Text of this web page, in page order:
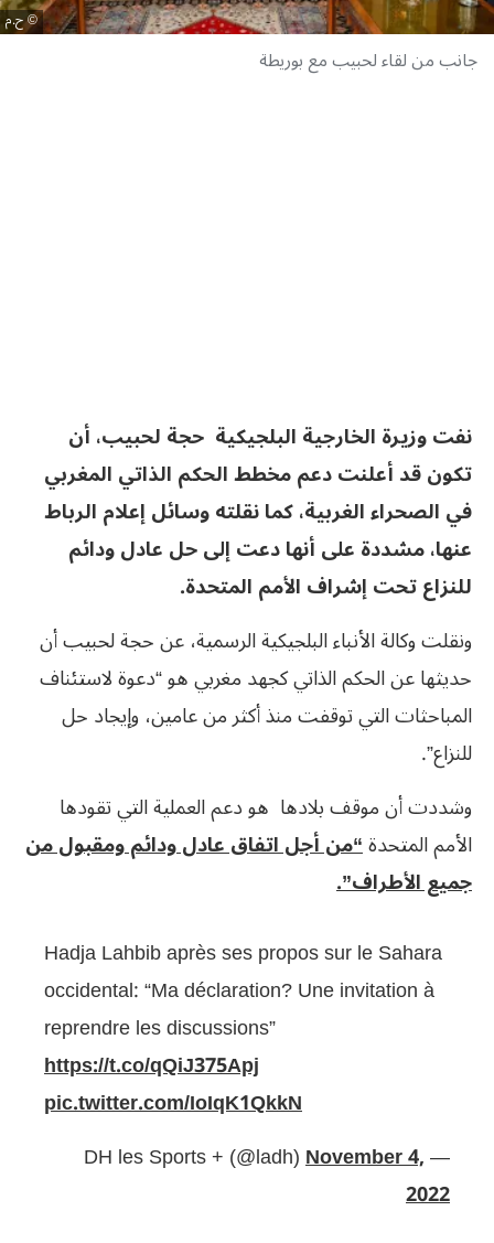
ح.م
جانب من لقاء لحبيب مع بوريطة
نفت وزيرة الخارجية البلجيكية حجة لحبيب، أن
تكون قد أعلنت دعم مخطط الحكم الذاتي المغربي
في الصحراء الغربية، كما نقلته وسائل إعلام الرباط
عنها، مشددة على أنها دعت إلى حل عادل ودائم
للنزاع تحت إشراف الأمم المتحدة.
ونقلت وكالة الأنباء البلجيكية الرسمية، عن حجة لحبيب أن
حديثها عن الحكم الذاتي كجهد مغربي هو “دعوة لاستئناف
المباحثات التي توقفت منذ أكثر من عامين، وإيجاد حل
للنزاع”.
وشددت أن موقف بلادها هو دعم العملية التي تقودها
الأمم المتحدة“من أجل اتفاق عادل ودائم ومقبول من
جميع الأطراف”.
Hadja Lahbib après ses propos sur le Sahara
occidental: “Ma déclaration? Une invitation à
reprendre les discussions”
https://t.co/qQiJ375Apj
pic.twitter.com/IoIqK1QkkN
— DH les Sports + (@ladh)
November 4,
2022